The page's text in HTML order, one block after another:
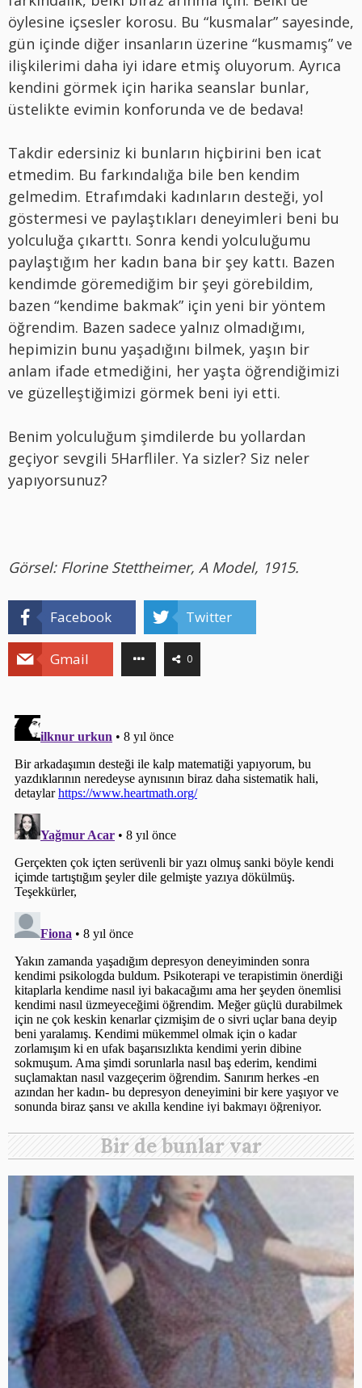
öylesine içsesler korosu. Bu “kusmalar” sayesinde,
gün içinde diğer insanların üzerine “kusmamış” ve
ilişkilerimi daha iyi idare etmiş oluyorum. Ayrıca
kendini görmek için harika seanslar bunlar,
üstelikte evimin konforunda ve de bedava!
Takdir edersiniz ki bunların hiçbirini ben icat
etmedim. Bu farkındalığa bile ben kendim
gelmedim. Etrafımdaki kadınların desteği, yol
göstermesi ve paylaştıkları deneyimleri beni bu
yolculuğa çıkarttı. Sonra kendi yolculuğumu
paylaştığım her kadın bana bir şey kattı. Bazen
kendimde göremediğim bir şeyi görebildim,
bazen “kendime bakmak” için yeni bir yöntem
öğrendim. Bazen sadece yalnız olmadığımı,
hepimizin bunu yaşadığını bilmek, yaşın bir
anlam ifade etmediğini, her yaşta öğrendiğimizi
ve güzelleştiğimizi görmek beni iyi etti.
Benim yolculuğum şimdilerde bu yollardan
geçiyor sevgili 5Harfliler. Ya sizler? Siz neler
yapıyorsunuz?
Görsel: Florine Stettheimer, A Model, 1915.
Facebook Twitter
Gmail 0
Bir de bunlar var